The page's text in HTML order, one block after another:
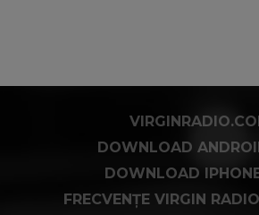
DOWNLOAD
DOWNLOAD
FRECVENȚE VIRGIN